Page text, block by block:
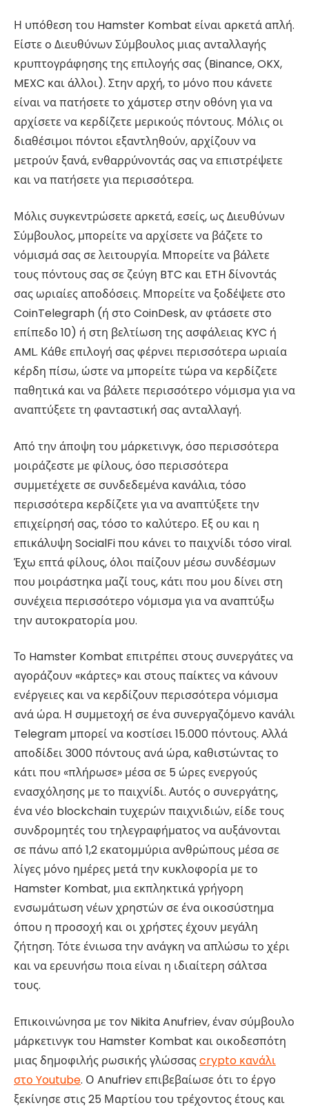
Η υπόθεση του Hamster Kombat είναι αρκετά απλή.
Είστε ο Διευθύνων Σύμβουλος μιας ανταλλαγής
κρυπτογράφησης της επιλογής σας (Binance, OKX,
MEXC και άλλοι). Στην αρχή, το μόνο που κάνετε
είναι να πατήσετε το χάμστερ στην οθόνη για να
αρχίσετε να κερδίζετε μερικούς πόντους. Μόλις οι
διαθέσιμοι πόντοι εξαντληθούν, αρχίζουν να
μετρούν ξανά, ενθαρρύνοντάς σας να επιστρέψετε
και να πατήσετε για περισσότερα.
Μόλις συγκεντρώσετε αρκετά, εσείς, ως Διευθύνων
Σύμβουλος, μπορείτε να αρχίσετε να βάζετε το
νόμισμά σας σε λειτουργία. Μπορείτε να βάλετε
τους πόντους σας σε ζεύγη BTC και ETH δίνοντάς
σας ωριαίες αποδόσεις. Μπορείτε να ξοδέψετε στο
CoinTelegraph (ή στο CoinDesk, αν φτάσετε στο
επίπεδο 10) ή στη βελτίωση της ασφάλειας KYC ή
AML. Κάθε επιλογή σας φέρνει περισσότερα ωριαία
κέρδη πίσω, ώστε να μπορείτε τώρα να κερδίζετε
παθητικά και να βάλετε περισσότερο νόμισμα για να
αναπτύξετε τη φανταστική σας ανταλλαγή.
Από την άποψη του μάρκετινγκ, όσο περισσότερα
μοιράζεστε με φίλους, όσο περισσότερα
συμμετέχετε σε συνδεδεμένα κανάλια, τόσο
περισσότερα κερδίζετε για να αναπτύξετε την
επιχείρησή σας, τόσο το καλύτερο. Εξ ου και η
επικάλυψη SocialFi που κάνει το παιχνίδι τόσο viral.
Έχω επτά φίλους, όλοι παίζουν μέσω συνδέσμων
που μοιράστηκα μαζί τους, κάτι που μου δίνει στη
συνέχεια περισσότερο νόμισμα για να αναπτύξω
την αυτοκρατορία μου.
Το Hamster Kombat επιτρέπει στους συνεργάτες να
αγοράζουν «κάρτες» και στους παίκτες να κάνουν
ενέργειες και να κερδίζουν περισσότερα νόμισμα
ανά ώρα. Η συμμετοχή σε ένα συνεργαζόμενο κανάλι
Telegram μπορεί να κοστίσει 15.000 πόντους. Αλλά
αποδίδει 3000 πόντους ανά ώρα, καθιστώντας το
κάτι που «πλήρωσε» μέσα σε 5 ώρες ενεργούς
ενασχόλησης με το παιχνίδι. Αυτός ο συνεργάτης,
ένα νέο blockchain τυχερών παιχνιδιών, είδε τους
συνδρομητές του τηλεγραφήματος να αυξάνονται
σε πάνω από 1,2 εκατομμύρια ανθρώπους μέσα σε
λίγες μόνο ημέρες μετά την κυκλοφορία με το
Hamster Kombat, μια εκπληκτικά γρήγορη
ενσωμάτωση νέων χρηστών σε ένα οικοσύστημα
όπου η προσοχή και οι χρήστες έχουν μεγάλη
ζήτηση. Τότε ένιωσα την ανάγκη να απλώσω το χέρι
και να ερευνήσω ποια είναι η ιδιαίτερη σάλτσα
τους.
Επικοινώνησα με τον Nikita Anufriev, έναν σύμβουλο
μάρκετινγκ του Hamster Kombat και οικοδεσπότη
μιας δημοφιλής ρωσικής γλώσσαςcrypto κανάλι
στο Youtube. Ο Anufriev επιβεβαίωσε ότι το έργο
ξεκίνησε στις 25 Μαρτίου του τρέχοντος έτους και